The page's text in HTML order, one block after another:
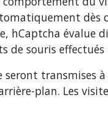
hCaptcha évalue
de souris effectués
seront
plan. Les